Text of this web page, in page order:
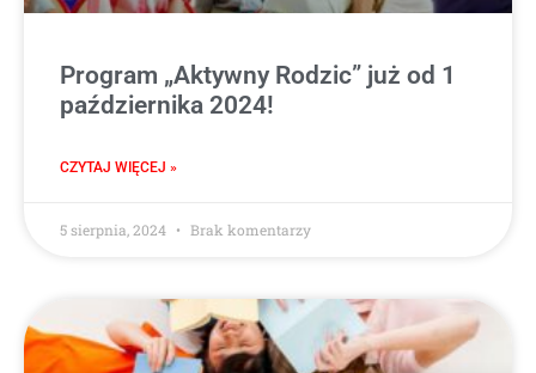
Program „Aktywny Rodzic” już od 1
października 2024!
CZYTAJ WIĘCEJ »
5 sierpnia, 2024 Brak komentarzy